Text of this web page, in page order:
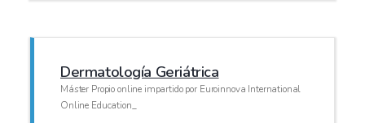
Dermatología Geriátrica
Máster Propio online impartido por Euroinnova International
Online Education_